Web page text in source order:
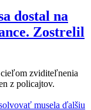
dostal na
Zostrelil
cieľom zviditeľnenia
z policajtov.